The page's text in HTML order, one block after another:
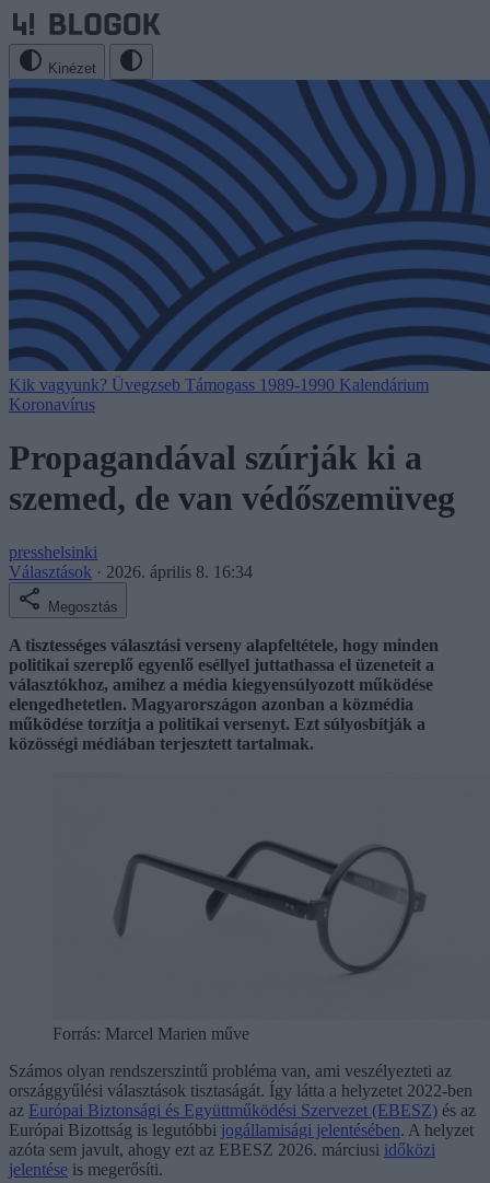
Kinézet
Kik vagyunk? Üvegzseb Támogass 1989-1990 Kalendárium
Koronavírus
Propagandával szúrják ki a
szemed, de van védőszemüveg
presshelsinki
Választások · 2026. április 8. 16:34
Megosztás
A tisztességes választási verseny alapfeltétele, hogy minden
politikai szereplő egyenlő eséllyel juttathassa el üzeneteit a
választókhoz, amihez a média kiegyensúlyozott működése
elengedhetetlen. Magyarországon azonban a közmédia
működése torzítja a politikai versenyt. Ezt súlyosbítják a
közösségi médiában terjesztett tartalmak.
Forrás: Marcel Marien műve
Számos olyan rendszerszintű probléma van, ami veszélyezteti az
országgyűlési választások tisztaságát. Így látta a helyzetet 2022-ben
az Európai Biztonsági és Együttműködési Szervezet (EBESZ) és az
Európai Bizottság is legutóbbi jogállamisági jelentésében. A helyzet
azóta sem javult, ahogy ezt az EBESZ 2026. márciusi időközi
jelentése is megerősíti.